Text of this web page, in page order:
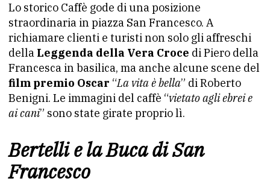
Lo storico Caffè gode di una posizione
straordinaria in piazza San Francesco. A
richiamare clienti e turisti non solo gli affreschi
della Leggenda della Vera Croce di Piero della
Francesca in basilica, ma anche alcune scene del
film premio Oscar “La vita è bella” di Roberto
Benigni. Le immagini del caffè “vietato agli ebrei e
ai cani” sono state girate proprio lì.
Bertelli e la Buca di San
Francesco